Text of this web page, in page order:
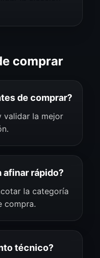
comprar
de comprar?
validar la mejor
afinar rápido?
la categoría
compra.
técnico?